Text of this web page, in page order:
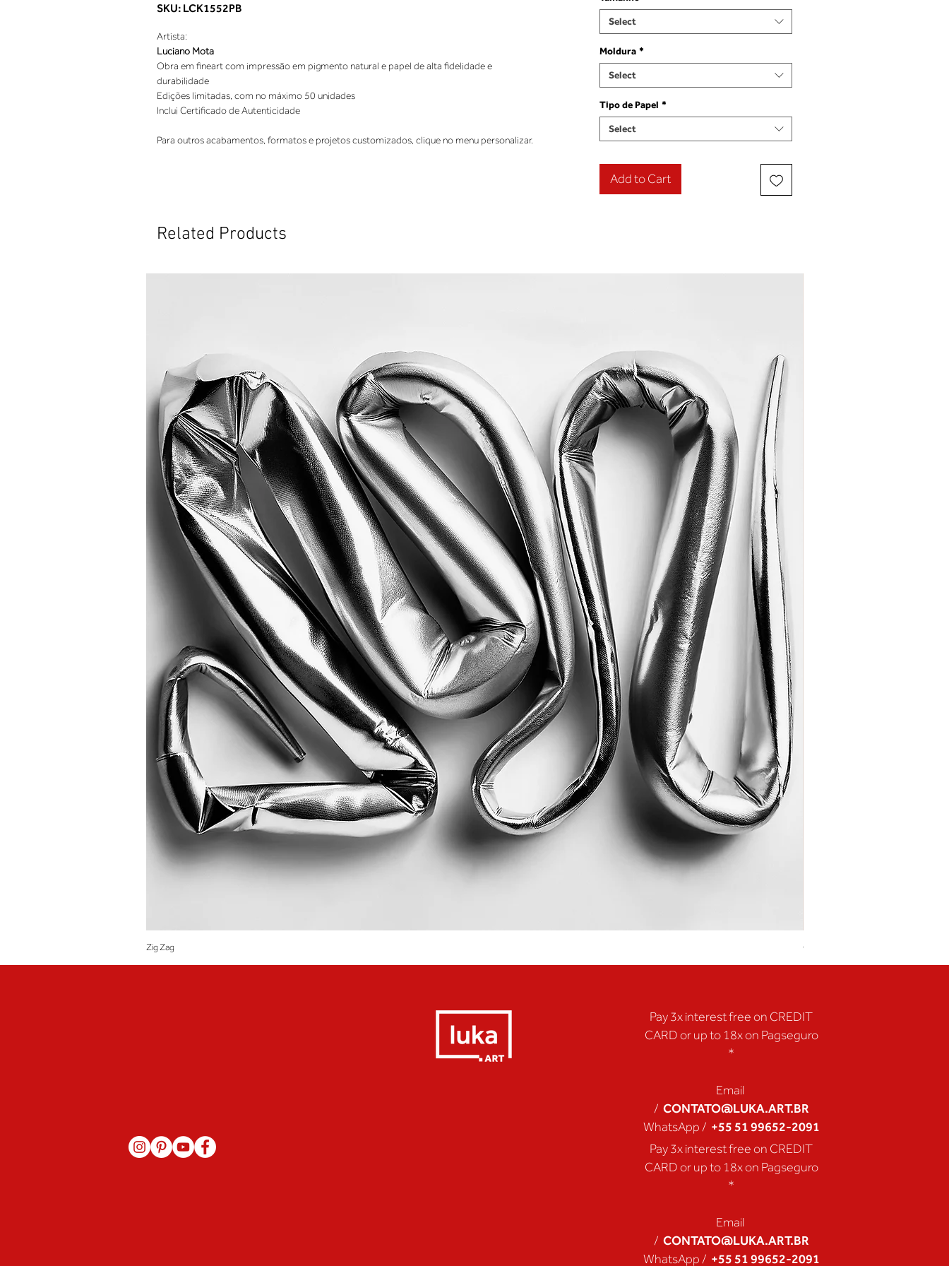
SKU: LCK1552PB
Artista:
Luciano Mota
Obra em fineart com impressão em pigmento natural e papel de alta fidelidade e
durabilidade
Edições limitadas, com no máximo 50 unidades
Inclui Certificado de Autenticidade
Para outros acabamentos, formatos e projetos customizados, clique no menu personalizar.
Select
Moldura *
Select
Tipo de Papel *
Select
Add to Cart
Related Products
Zig Zag Coração de Artista
Pay 3x interest free on CREDIT
CARD or up to 18x on Pagseguro
*
Email
/ CONTATO@LUKA.ART.BR
WhatsApp / +55 51 99652-2091
Pay 3x interest free on CREDIT
CARD or up to 18x on Pagseguro
*
Email
/ CONTATO@LUKA.ART.BR
WhatsApp / +55 51 99652-2091